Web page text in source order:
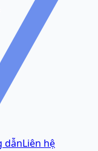
dẫnLiên hệ